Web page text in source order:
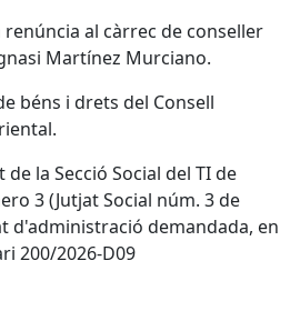
al càrrec de conseller
Martínez Murciano.
béns i drets del Consell
la Secció Social del TI de
3 (Jutjat Social núm. 3 de
d'administració demandada, en
200/2026-D09